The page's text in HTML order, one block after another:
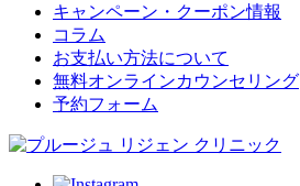
キャンペーン・クーポン情報
コラム
お支払い方法について
無料オンラインカウンセリング
予約フォーム